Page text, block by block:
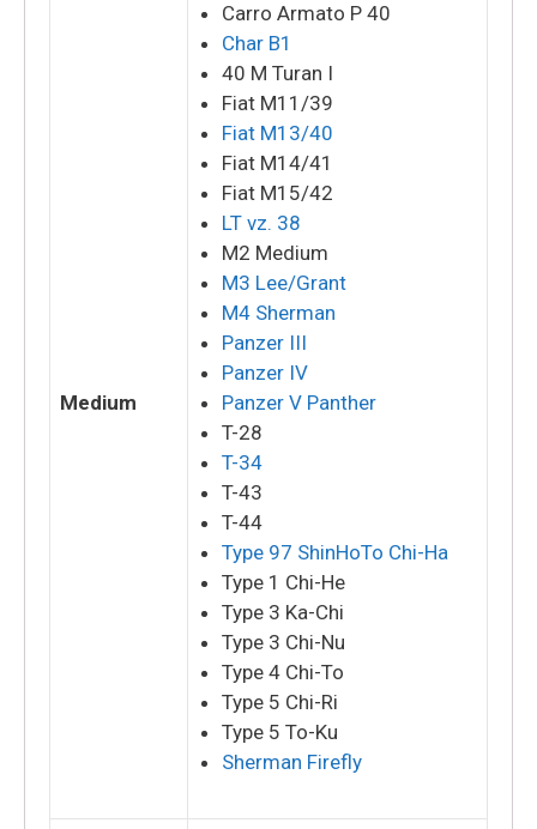
Medium
Carro Armato P 40
Char B1
40 M Turan I
Fiat M11/39
Fiat M13/40
Fiat M14/41
Fiat M15/42
LT vz. 38
M2 Medium
M3 Lee/Grant
M4 Sherman
Panzer III
Panzer IV
Panzer V Panther
T-28
T-34
T-43
T-44
Type 97 ShinHoTo Chi-Ha
Type 1 Chi-He
Type 3 Ka-Chi
Type 3 Chi-Nu
Type 4 Chi-To
Type 5 Chi-Ri
Type 5 To-Ku
Sherman Firefly